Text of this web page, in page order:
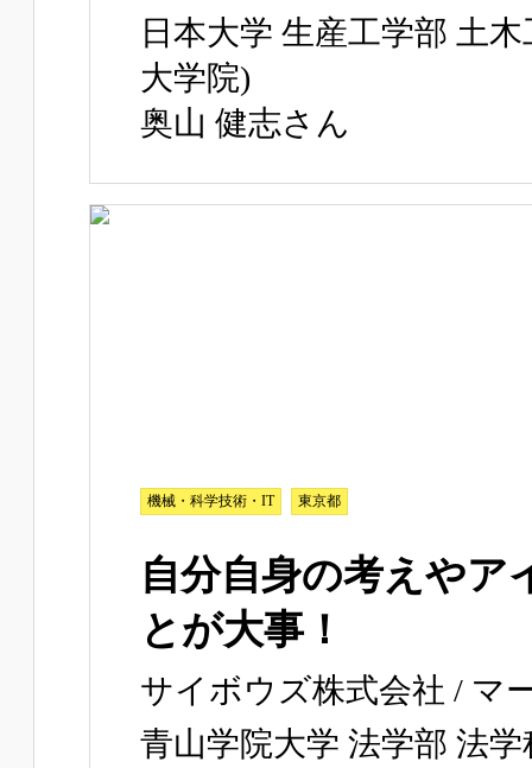
日本大学 生産工学部 土
大学院)
奥山 健志さん
機械・科学技術・IT 東京都
自分自身の考えやア
とが大事！
サイボウズ株式会社 / マ
青山学院大学 法学部 法